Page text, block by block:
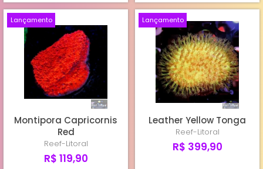
Lançamento
Montipora Capricornis
Red
Reef-Litoral
R$ 119,90
Lançamento
Leather Yellow Tonga
Reef-Litoral
R$ 399,90